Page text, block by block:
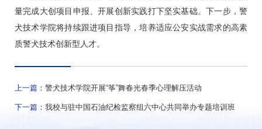
量完成大创项目申报、开展创新实践打下坚实基础。下一步，警
犬技术学院将持续跟进项目指导，培养适应公安实战需求的高素
质警犬技术创新型人才。
上一篇： 警犬技术学院开展“筝”舞春光春季心理解压活动
下一篇： 我校与驻中国石油纪检监察组六中心共同举办专题培训班